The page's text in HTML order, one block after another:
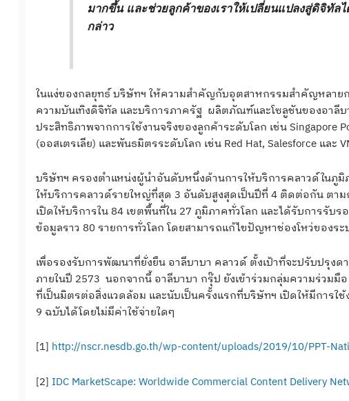
มากขึ้น และช่วยลูกค้าของเราให้เปลี่ยนแปลงสู่ดิจิทัล
กล่าว
ในแง่ของกลยุทธ์ บริษัทฯ ให้ความสำคัญกับอุตสาหกรรมสำคัญหลาย
ความบันเทิงดิจิทัล และบริการภาครัฐ ผลิตภัณฑ์และโซลูชันของอาลี
ประสิทธิภาพจากการใช้งานจริงของลูกค้าระดับโลก เช่น Singapore
(ออสเตรเลีย) และพันธมิตรระดับโลก เช่น Red Hat, Salesforce และ
บริษัทฯ ครองตำแหน่งผู้นำอันดับหนึ่งด้านการให้บริการคลาวด์ในภู
ให้บริการคลาวด์รายใหญ่ที่สุด 3 อันดับสูงสุดเป็นปีที่ 4 ติดต่อกัน ตา
เปิดให้บริการใน 84 เขตพื้นที่ใน 27 ภูมิภาคทั่วโลก และได้รับการรั
ข้อมูลราว 80 รายการทั่วโลก โดยสามารถแก้ไขปัญหาช่องโหว่ของร
เพื่อรองรับการพัฒนาที่ยั่งยืน อาลีบาบา คลาวด์ ตั้งเป้าที่จะปรับปรุงด
ภายในปี 2573 นอกจากนี้ อาลีบาบา กรุ๊ป ยังเข้าร่วมกลุ่มความร่วมมือ
ที่เป็นมิตรต่อสิ่งแวดล้อม และนับเป็นครั้งแรกที่บริษัทฯ เปิดให้มีการใ
9 ฉบับได้โดยไม่มีค่าใช้จ่ายใดๆ
[1] http://nscr.nesdb.go.th/wp-content/uploads/2019/10/PPT-
[2] IDC MarketScape: Worldwide Commercial Content Delivery